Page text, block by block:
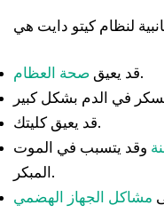
قد يعيق صحة العظام
.
قد يعيق كليتك.
وقد يتسبب في الموت
المبكر.
مشاكل الجهاز الهضمي